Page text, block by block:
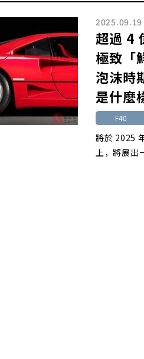
2025.09.19
超過 4
極致「
泡沫時
是什麼
F40
將於 2025
上，將展出